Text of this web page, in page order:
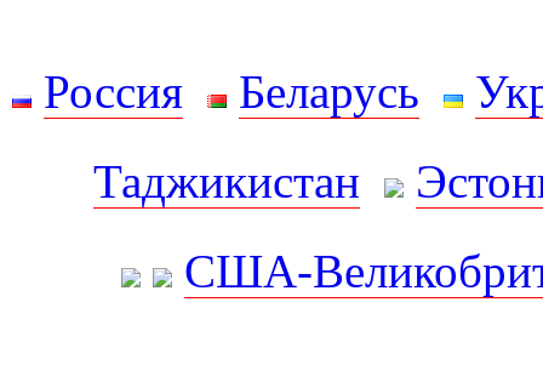
Россия Беларусь
Таджикистан
США-